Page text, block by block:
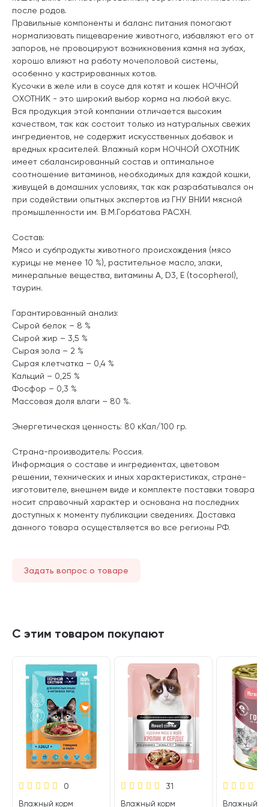
после родов.
Правильные компоненты и баланс питания помогают
нормализовать пищеварение животного, избавляют его от
запоров, не провоцируют возникновения камня на зубах,
хорошо влияют на работу мочеполовой системы,
особенно у кастрированных котов.
Кусочки в желе или в соусе для котят и кошек НОЧНОЙ
ОХОТНИК - это широкий выбор корма на любой вкус.
Вся продукция этой компании отличается высоким
качеством, так как состоит только из натуральных свежих
ингредиентов, не содержит искусственных добавок и
вредных красителей. Влажный корм НОЧНОЙ ОХОТНИК
имеет сбалансированный состав и оптимальное
соотношение витаминов, необходимых для каждой кошки,
живущей в домашних условиях, так как разрабатывался он
при содействии опытных экспертов из ГНУ ВНИИ мясной
промышленности им. В.М.Горбатова РАСХН.
Состав:
Мясо и субпродукты животного происхождения (мясо
курицы не менее 10 %), растительное масло, злаки,
минеральные вещества, витамины А, D3, E (tocopherol),
таурин.
Гарантированный анализ:
Сырой белок – 8 %
Сырой жир – 3,5 %
Сырая зола – 2 %
Сырая клетчатка – 0,4 %
Кальций – 0,25 %
Фосфор – 0,3 %
Массовая доля влаги – 80 %.
Энергетическая ценность: 80 кКал/100 гр.
Страна-производитель: Россия.
Информация о составе и ингредиентах, цветовом
решении, технических и иных характеристиках, стране-
изготовителе, внешнем виде и комплекте поставки товара
носит справочный характер и основана на последних
доступных к моменту публикации сведениях. Доставка
данного товара осуществляется во все регионы РФ.
Задать вопрос о товаре
С этим товаром покупают
0
Влажный корм
31
Влажный корм
Влажный